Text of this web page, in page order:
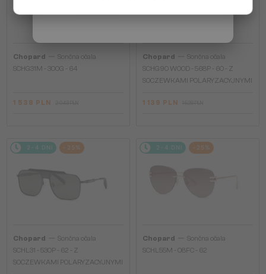
Chopard
Sončna očala
SCHG31M - 300G - 64
1 538 PLN
Chopard
Sončna očala
SCHG90 WOOD - 568P - 60 - Z
SOCZEWKAMI POLARYZACYJNYMI
1 139 PLN
2-4 DNI -25%
Chopard
Sončna očala
SCHL31 - 530P - 62 - Z
SOCZEWKAMI POLARYZACYJNYMI
2-4 DNI -25%
Chopard
Sončna očala
SCHL55M - 08FC - 62